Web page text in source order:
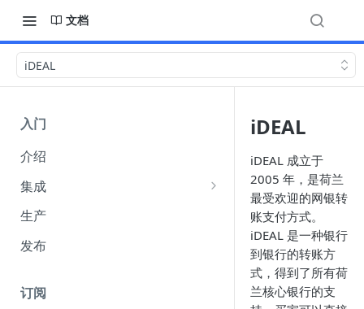
文档
iDEAL
入门
介绍
集成
集成选项
API 身份验证
（Authentication）
Webhook
生产
发布
订阅
iDEAL
iDEAL 成立于
2005 年，是荷兰
最受欢迎的网银转
账支付方式。
iDEAL 是一种银行
到银行的转账方
式，得到了所有荷
兰核心银行的支